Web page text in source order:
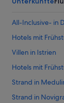
All-Inclusive- in
Hotels mit
Villen in Istrien
Hotels mit
Strand in
Strand in